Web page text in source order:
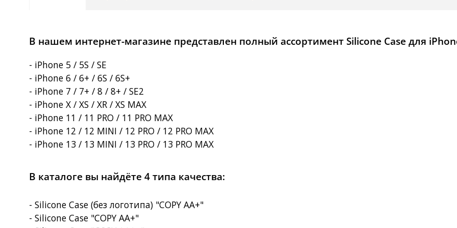
В нашем интернет-магазине представлен полный ассортимент Silicone Case для
- iPhone 5 / 5S / SE
- iPhone 6 / 6+ / 6S / 6S+
- iPhone 7 / 7+ / 8 / 8+ / SE2
- iPhone X / XS / XR / XS MAX
- iPhone 11 / 11 PRO / 11 PRO MAX
- iPhone 12 / 12 MINI / 12 PRO / 12 PRO MAX
- iPhone 13 / 13 MINI / 13 PRO / 13 PRO MAX
В каталоге вы найдёте 4 типа качества:
- Silicone Case (без логотипа) "COPY AA+"
- Silicone Case "COPY AA+"